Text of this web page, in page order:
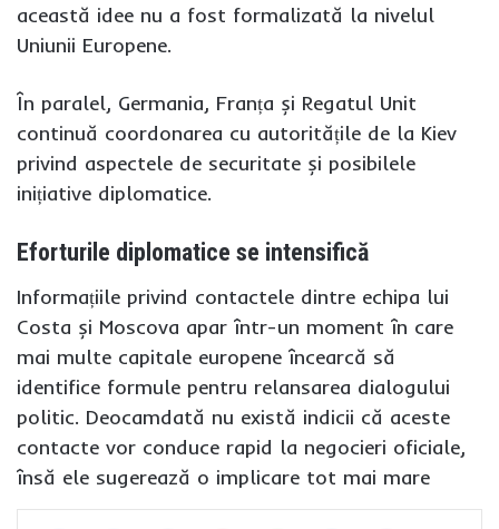
această idee nu a fost formalizată la nivelul
Uniunii Europene.
În paralel, Germania, Franța și Regatul Unit
continuă coordonarea cu autoritățile de la Kiev
privind aspectele de securitate și posibilele
inițiative diplomatice.
Eforturile diplomatice se intensifică
Informațiile privind contactele dintre echipa lui
Costa și Moscova apar într-un moment în care
mai multe capitale europene încearcă să
identifice formule pentru relansarea dialogului
politic. Deocamdată nu există indicii că aceste
contacte vor conduce rapid la negocieri oficiale,
însă ele sugerează o implicare tot mai mare